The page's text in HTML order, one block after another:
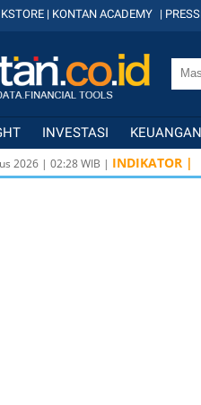
KSTORE | KONTAN ACADEMY |
INVESTASI KEUANGAN
2026 | 02:28WIB | INDIKATOR |